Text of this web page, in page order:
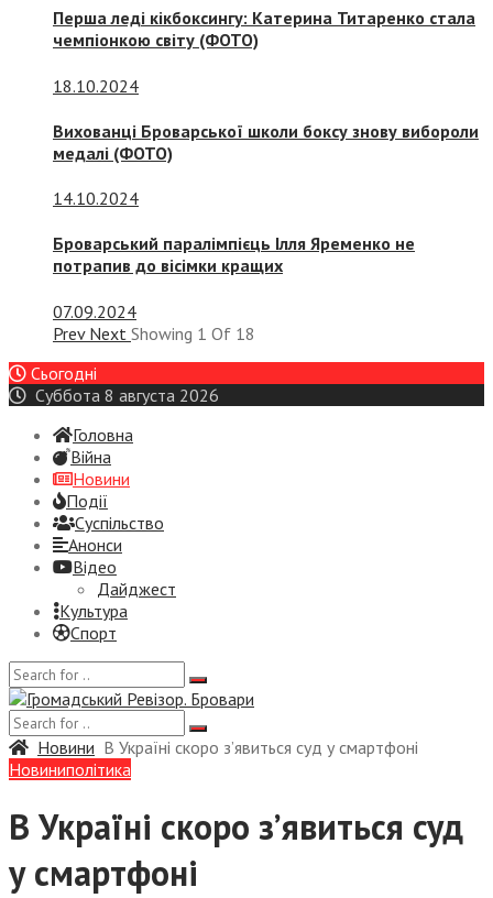
Перша леді кікбоксингу: Катерина Титаренко стала
чемпіонкою світу (ФОТО)
18.10.2024
Вихованці Броварської школи боксу знову вибороли
медалі (ФОТО)
14.10.2024
Броварський паралімпієць Ілля Яременко не
потрапив до вісімки кращих
07.09.2024
Prev Next Showing 1 Of 18
Сьогодні
Суббота 8 августа 2026
Головна
Війна
Новини
Події
Суспiльство
Анонси
Відео
Дайджест
Культура
Спорт
Новини В Україні скоро з’явиться суд у смартфоні
Новиниполітика
В Україні скоро з’явиться суд
у смартфоні